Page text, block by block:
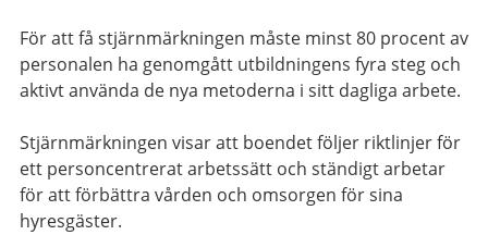
För att få stjärnmärkningen måste minst 80 procent av
personalen ha genomgått utbildningens fyra steg och
aktivt använda de nya metoderna i sitt dagliga arbete.
Stjärnmärkningen visar att boendet följer riktlinjer för
ett personcentrerat arbetssätt och ständigt arbetar
för att förbättra vården och omsorgen för sina
hyresgäster.